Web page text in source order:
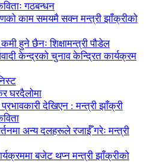
गठबन्धन
काम समयमै सक्न मन्त्री झाँक्रीको
हुने छैनः शिक्षामन्त्री पौडेल
केन्द्रको चुनाव केन्द्रित कार्यक्रम
घरदैलोमा
देखिएन : मन्त्री झाँक्री
अन्य दलहरूले रजाईँ गरेः मन्त्री
बजेट थप्न मन्त्री झाँक्रीको